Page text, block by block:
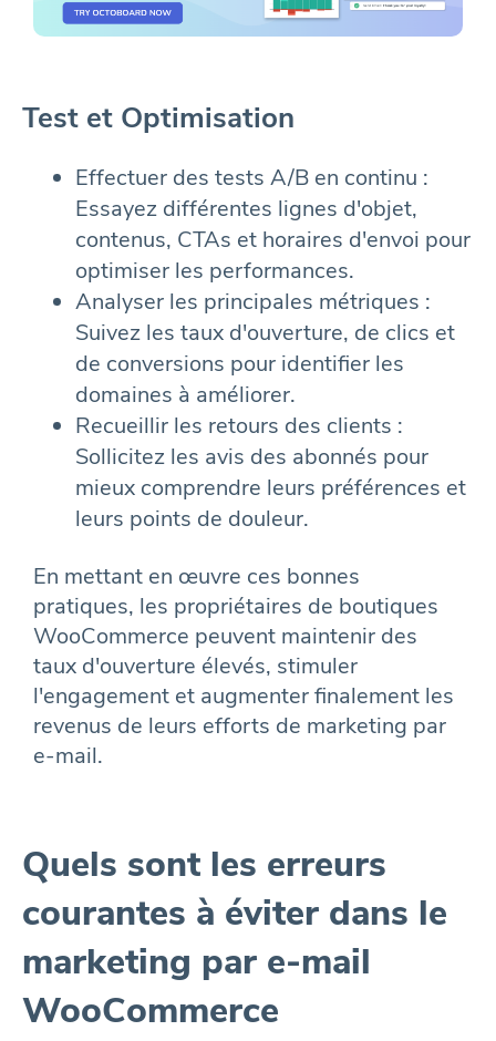
Test et Optimisation
Effectuer des tests A/B en continu :
Essayez différentes lignes d'objet,
contenus, CTAs et horaires d'envoi pour
optimiser les performances.
Analyser les principales métriques :
Suivez les taux d'ouverture, de clics et
de conversions pour identifier les
domaines à améliorer.
Recueillir les retours des clients :
Sollicitez les avis des abonnés pour
mieux comprendre leurs préférences et
leurs points de douleur.
En mettant en œuvre ces bonnes
pratiques, les propriétaires de boutiques
WooCommerce peuvent maintenir des
taux d'ouverture élevés, stimuler
l'engagement et augmenter finalement les
revenus de leurs efforts de marketing par
e-mail.
Quels sont les erreurs
courantes à éviter dans le
marketing par e-mail
WooCommerce